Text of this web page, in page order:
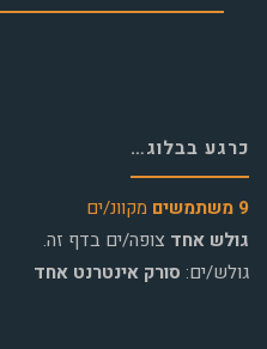
כרגע בבלוג…
9 משתמשים
מקוונ/ים
גולש אחד צופה/ים בדף זה.
גולש/ים: סורק אינטרנט אחד